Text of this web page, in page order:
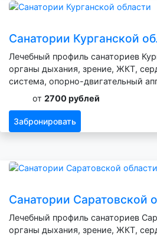
Санатории Курганской
Лечебный профиль санаториев
органы дыхания, зрение, ЖКТ,
система, опорно-двигательный
от 2700 рублей
Забронировать
Санатории Саратовской
Лечебный профиль санаториев
органы дыхания, зрение, ЖКТ,